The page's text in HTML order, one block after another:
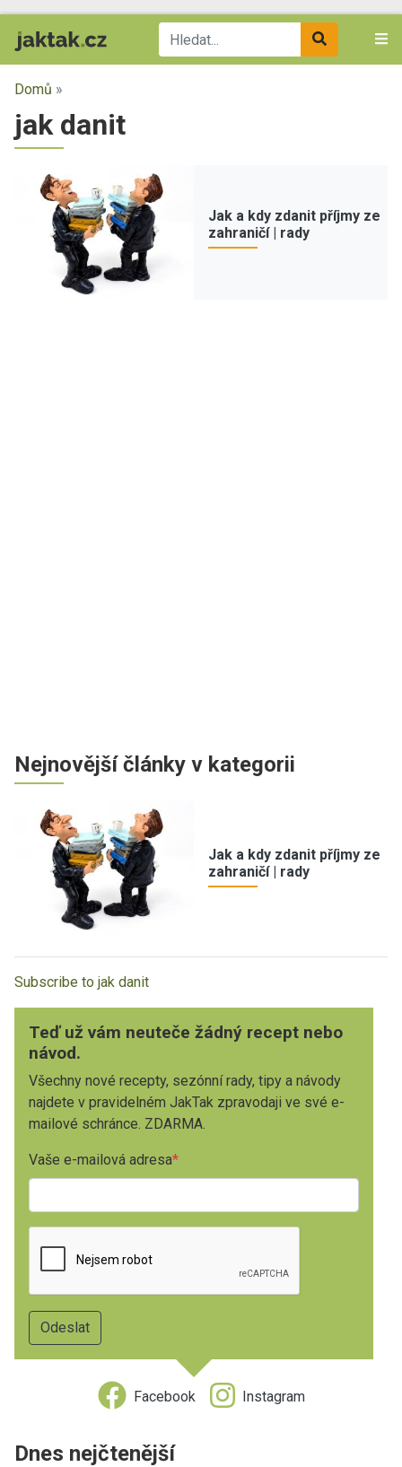
Domů »
jak danit
Jak a kdy zdanit příjmy ze
zahraničí | rady
Nejnovější články v kategorii
Jak a kdy zdanit příjmy ze
zahraničí | rady
Subscribe to jak danit
Teď už vám neuteče žádný recept nebo
návod.
Všechny nové recepty, sezónní rady, tipy a návody
najdete v pravidelném JakTak zpravodaji ve své e-
mailové schránce. ZDARMA.
Vaše e-mailová adresa
Facebook Instagram
Dnes nejčtenější